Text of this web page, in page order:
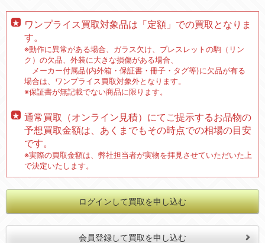
ワンプライス買取対象品は「定額」での買取となりま
す。
※動作に異常がある場合、ガラス欠け、ブレスレットの駒（リン
ク）の欠品、外装に大きな損傷がある場合、
メーカー付属品(内外箱・保証書・冊子・タグ等)に欠品が有る
場合は、ワンプライス買取対象外となります。
※保証書が無記載でない商品に限ります。
通常買取（オンライン見積）にてご提示するお品物の
予想買取金額は、あくまでもその時点での相場の目安
です。
※実際の買取金額は、弊社担当者が実物を拝見させていただいた上
で決定いたします。
ログインして買取を申し込む
会員登録して買取を申し込む